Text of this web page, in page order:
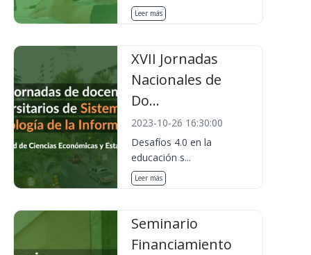
Leer más
XVII Jornadas
Nacionales de
Do...
2023-10-26 16:30:00
Desafíos 4.0 en la
educación s...
Leer más
Seminario
Financiamiento